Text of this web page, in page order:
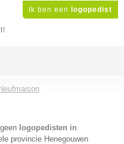
Ik ben een logopedist
Neufmaison
logopedisten in
provincie Henegouwen